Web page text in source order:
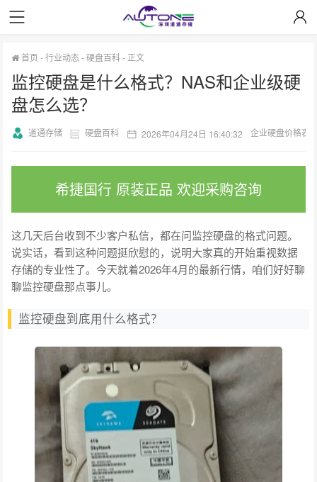
首页 -行业动态-硬盘百科- 正文
监控硬盘是什么格式？NAS和企业级硬
盘怎么选？
道通存储 硬盘百科 2026年04月24日 16:40:32 企业硬盘价格表
希捷国行 原装正品 欢迎采购咨询
这几天后台收到不少客户私信，都在问监控硬盘的格式问题。
说实话，看到这种问题挺欣慰的，说明大家真的开始重视数据
存储的专业性了。今天就着2026年4月的最新行情，咱们好好聊
聊监控硬盘那点事儿。
监控硬盘到底用什么格式？